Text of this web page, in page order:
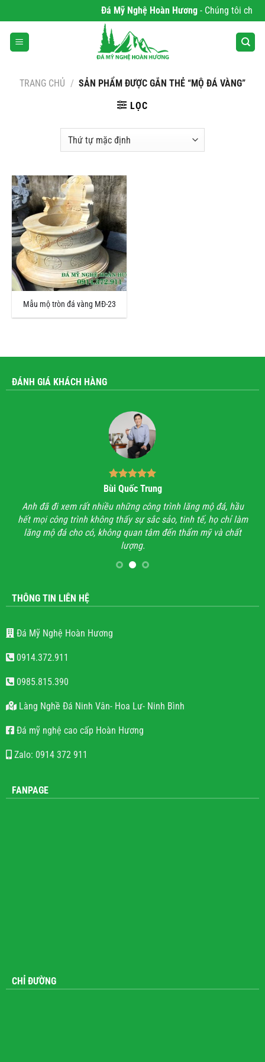
qua
nội
dung
Đá Mỹ Nghệ Hoàn Hương- Chúng tôi
TRANG CHỦ / SẢN PHẨM ĐƯỢC GẮN THẺ “MỘ ĐÁ VÀNG”
LỌC
Mẫu mộ tròn đá vàng MĐ-23
ĐÁNH GIÁ KHÁCH HÀNG
Bùi Quốc Trung
Anh đã đi xem rất nhiều những công trình lăng mộ đá, hầu
hết mọi công trình không thấy sự sắc sảo, tinh tế, họ chỉ làm
lăng mộ đá cho có, không quan tâm đến thẩm mỹ và chất
lượng.
THÔNG TIN LIÊN HỆ
Đá Mỹ Nghệ Hoàn Hương
0914.372.911
0985.815.390
Làng Nghề Đá Ninh Vân- Hoa Lư- Ninh Bình
Đá mỹ nghệ cao cấp Hoàn Hương
Zalo: 0914 372 911
FANPAGE
CHỈ ĐƯỜNG